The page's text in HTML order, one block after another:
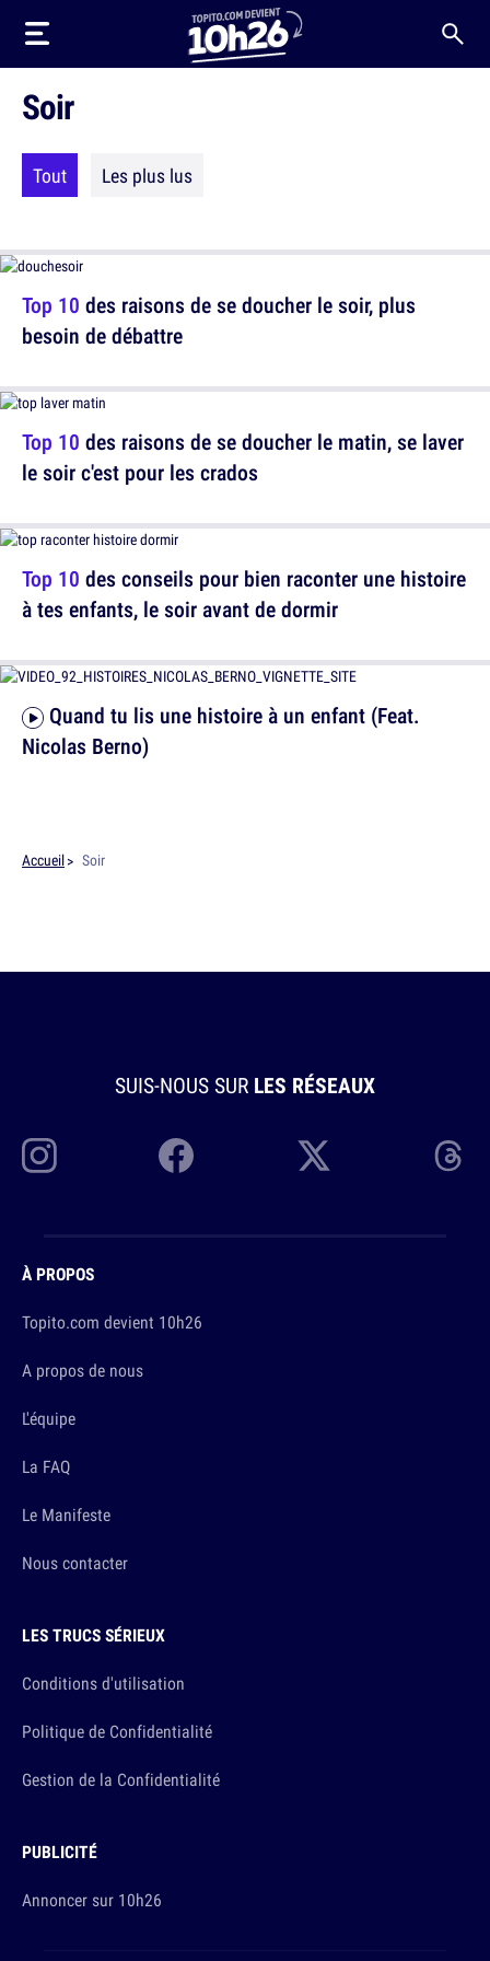
Soir
Tout Les plus lus
Top 10 des raisons de se doucher le soir, plus
besoin de débattre
Top 10 des raisons de se doucher le matin, se laver
le soir c'est pour les crados
Nicolas Berno)
Top 10 des conseils pour bien raconter une histoire
à tes enfants, le soir avant de dormir
Accueil Soir
SUIS-NOUS SUR LES RÉSEAUX
À PROPOS
Topito.com devient 10h26
A propos de nous
L'équipe
La FAQ
Le Manifeste
Nous contacter
LES TRUCS SÉRIEUX
Conditions d'utilisation
Politique de Confidentialité
Gestion de la Confidentialité
PUBLICITÉ
Annoncer sur 10h26